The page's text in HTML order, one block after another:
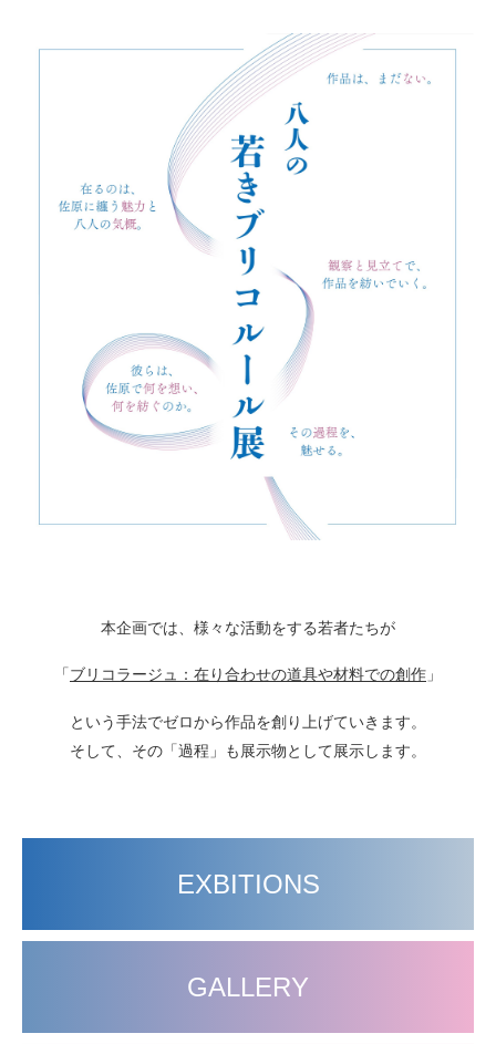
本企画では、様々な活動をする若者たちが
「ブリコラージュ：在り合わせの道具や材料での創作 」
という手法でゼロから作品を創り上げていきます。
そして、その「過程」も展示物として展示します。
EXBITIONS
GALLERY